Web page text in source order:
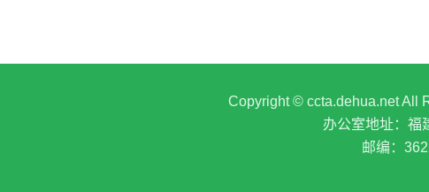
Copyright © ccta.dehua.net All
办公室地址：福
邮编：